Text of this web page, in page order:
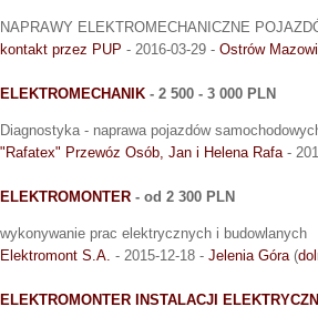
NAPRAWY ELEKTROMECHANICZNE
kontakt przez PUP - 2016-03-29 - Ostrów
ELEKTROMECHANIK - 2 500 - 3 000 PLN
Diagnostyka - naprawa pojazdów
"Rafatex" Przewóz Osób, Jan i Helena Rafa -
ELEKTROMONTER - od 2 300 PLN
wykonywanie prac elektrycznych i budowlanych
Elektromont S.A. - 2015-12-18 - Jelenia Góra (
ELEKTROMONTER INSTALACJI